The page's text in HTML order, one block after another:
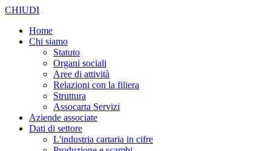
CHIUDI
Home
Chi siamo
Statuto
Organi sociali
Aree di attività
Relazioni con la filiera
Struttura
Assocarta Servizi
Aziende associate
Dati di settore
L'industria cartaria in cifre